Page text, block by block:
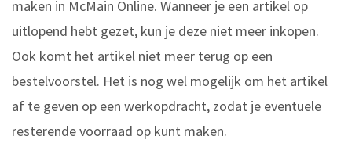
maken in McMain Online. Wanneer je een artikel op
uitlopend hebt gezet, kun je deze niet meer inkopen.
Ook komt het artikel niet meer terug op een
bestelvoorstel. Het is nog wel mogelijk om het artikel
af te geven op een werkopdracht, zodat je eventuele
resterende voorraad op kunt maken.